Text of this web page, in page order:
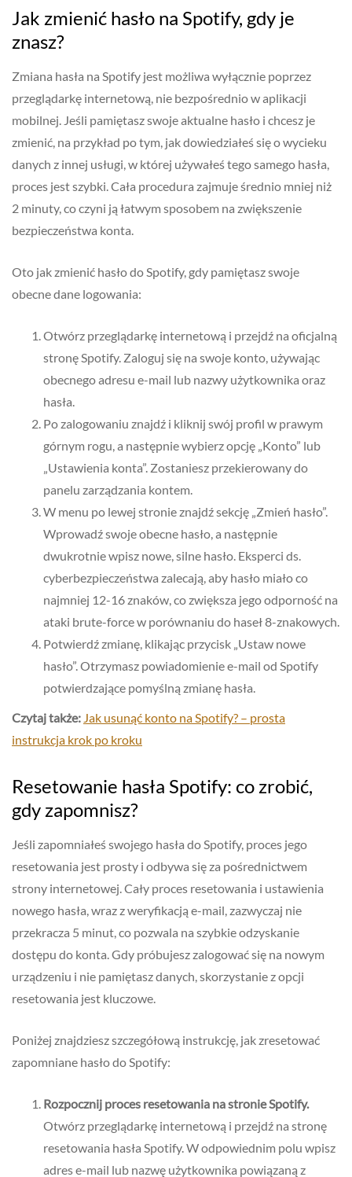
Jak zmienić hasło na Spotify, gdy je
znasz?
Zmiana hasła na Spotify jest możliwa wyłącznie poprzez
przeglądarkę internetową, nie bezpośrednio w aplikacji
mobilnej. Jeśli pamiętasz swoje aktualne hasło i chcesz je
zmienić, na przykład po tym, jak dowiedziałeś się o wycieku
danych z innej usługi, w której używałeś tego samego hasła,
proces jest szybki. Cała procedura zajmuje średnio mniej niż
2 minuty, co czyni ją łatwym sposobem na zwiększenie
bezpieczeństwa konta.
Oto jak zmienić hasło do Spotify, gdy pamiętasz swoje
obecne dane logowania:
Otwórz przeglądarkę internetową i przejdź na oficjalną
stronę Spotify. Zaloguj się na swoje konto, używając
obecnego adresu e-mail lub nazwy użytkownika oraz
hasła.
Po zalogowaniu znajdź i kliknij swój profil w prawym
górnym rogu, a następnie wybierz opcję „Konto” lub
„Ustawienia konta”. Zostaniesz przekierowany do
panelu zarządzania kontem.
W menu po lewej stronie znajdź sekcję „Zmień hasło”.
Wprowadź swoje obecne hasło, a następnie
dwukrotnie wpisz nowe, silne hasło. Eksperci ds.
cyberbezpieczeństwa zalecają, aby hasło miało co
najmniej 12-16 znaków, co zwiększa jego odporność na
ataki brute-force w porównaniu do haseł 8-znakowych.
Potwierdź zmianę, klikając przycisk „Ustaw nowe
hasło”. Otrzymasz powiadomienie e-mail od Spotify
potwierdzające pomyślną zmianę hasła.
Czytaj także: Jak usunąć konto na Spotify? – prosta
instrukcja krok po kroku
Resetowanie hasła Spotify: co zrobić,
gdy zapomnisz?
Jeśli zapomniałeś swojego hasła do Spotify, proces jego
resetowania jest prosty i odbywa się za pośrednictwem
strony internetowej. Cały proces resetowania i ustawienia
nowego hasła, wraz z weryfikacją e-mail, zazwyczaj nie
przekracza 5 minut, co pozwala na szybkie odzyskanie
dostępu do konta. Gdy próbujesz zalogować się na nowym
urządzeniu i nie pamiętasz danych, skorzystanie z opcji
resetowania jest kluczowe.
Poniżej znajdziesz szczegółową instrukcję, jak zresetować
zapomniane hasło do Spotify:
Rozpocznij proces resetowania na stronie Spotify.
Otwórz przeglądarkę internetową i przejdź na stronę
resetowania hasła Spotify. W odpowiednim polu wpisz
adres e-mail lub nazwę użytkownika powiązaną z